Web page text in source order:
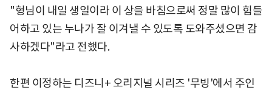
"형님이 내일 생일이라 이 상을 바침으로써 정말 많이 힘들
어하고 있는 누나가 잘 이겨낼 수 있도록 도와주셨으면 감
사하겠다"라고 전했다.
한편 이정하는 디즈니+ 오리지널 시리즈 '무빙'에서 주인